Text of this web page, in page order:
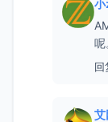
小
呢
回
艾